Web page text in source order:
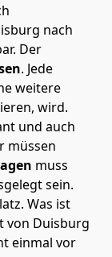
nach
Der
. Jede
weitere
wird.
und auch
müssen
muss
sein.
Was ist
von Duisburg
einmal vor